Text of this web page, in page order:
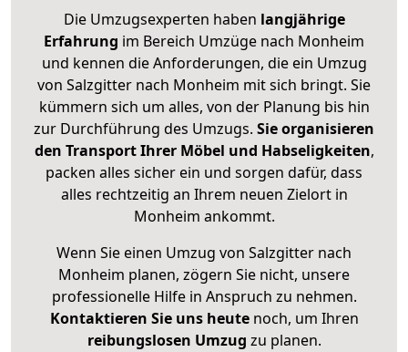
Die Umzugsexperten haben langjährige
Erfahrung im Bereich Umzüge nach Monheim
und kennen die Anforderungen, die ein Umzug
von Salzgitter nach Monheim mit sich bringt. Sie
kümmern sich um alles, von der Planung bis hin
zur Durchführung des Umzugs. Sie organisieren
den Transport Ihrer Möbel und Habseligkeiten,
packen alles sicher ein und sorgen dafür, dass
alles rechtzeitig an Ihrem neuen Zielort in
Monheim ankommt.
Wenn Sie einen Umzug von Salzgitter nach
Monheim planen, zögern Sie nicht, unsere
professionelle Hilfe in Anspruch zu nehmen.
Kontaktieren Sie uns heutenoch, um Ihren
reibungslosen Umzug zu planen.